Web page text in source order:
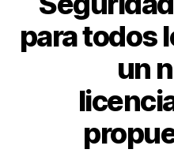
para todos
un